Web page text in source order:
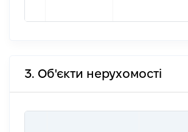
3. Об'єкти нерухомості